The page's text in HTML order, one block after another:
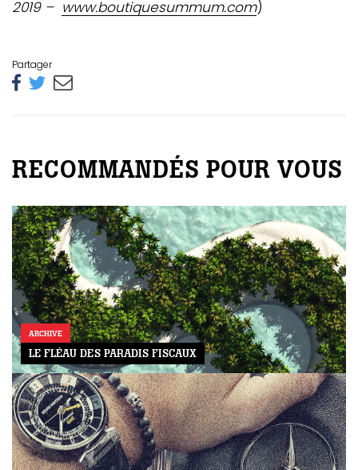
2019 – www.boutiquesummum.com)
Partager
RECOMMANDÉS POUR VOUS
ARCHIVE
LE FLÉAU DES PARADIS FISCAUX